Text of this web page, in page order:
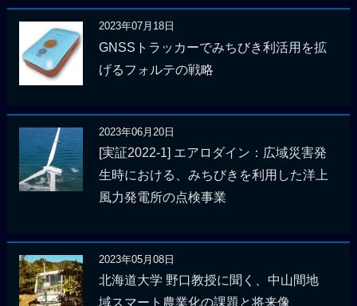
2023年07月18日
GNSSトラッカーでみちびき利活用を拡
げるフォルテの戦略
2023年06月20日
[実証2022-1] エアロダイン：広域災害発
生時における、みちびきを利用した洋上
風力発電所の点検事業
2023年05月08日
北海道大学 野口教授に聞く、中山間地
域スマート農業化の課題と将来像